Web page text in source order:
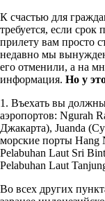
К счастью для
требуется, если
прилету вам просто
недавно мы
его отменили, а на
информация. Но у
1. Въехать вы
аэропортов: Ngurah
Джакарта), Juanda
морские порты Hang
Pelabuhan Laut Sri
Pelabuhan Laut
Во всех других